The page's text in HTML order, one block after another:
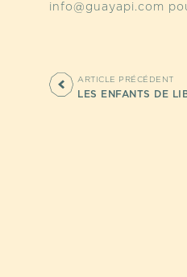
info@guayapi.com
ARTICLE PRÉCÉDENT
LES ENFANTS DE